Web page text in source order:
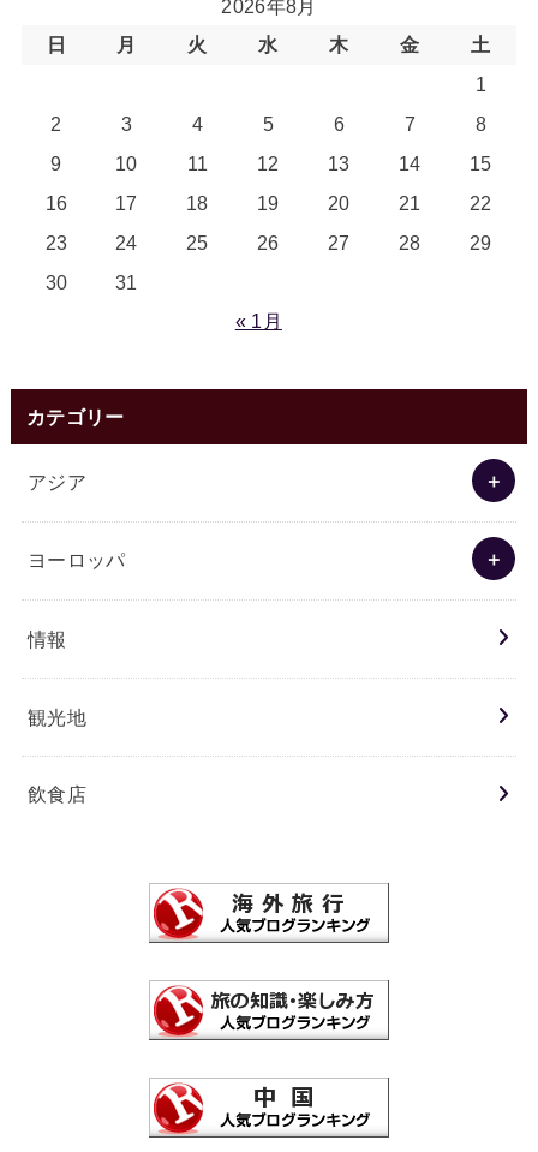
2026年8月
日
月 火 水 木 金
土
1
2
3 4 5 6 7
8
9
10 11 12 13 14
15
16
17 18 19 20 21
22
23
24 25 26 27 28
29
30
31
« 1月
カテゴリー
アジア
ヨーロッパ
情報
観光地
飲食店